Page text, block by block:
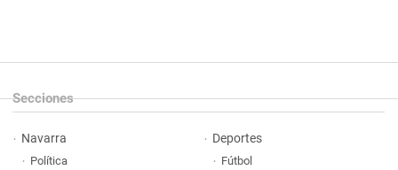
Secciones
Navarra
Política
Deportes
Fútbol